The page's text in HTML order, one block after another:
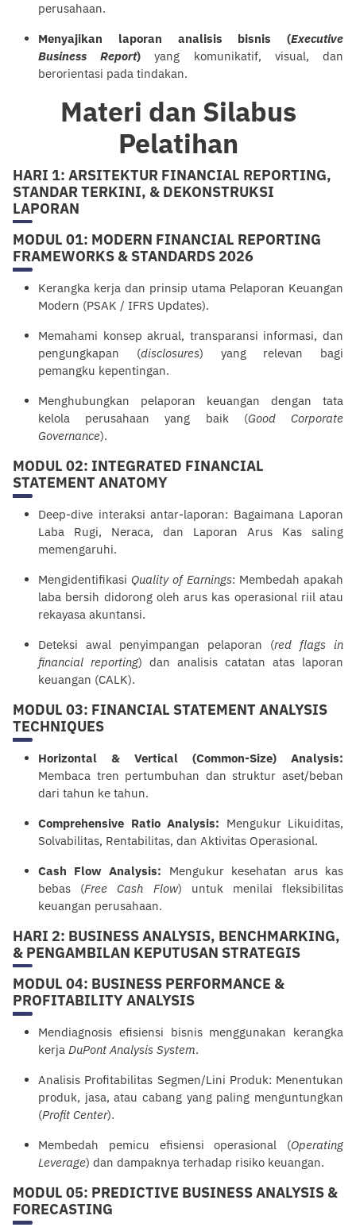
perusahaan.
Menyajikan laporan analisis bisnis (Executive
Business Report) yang komunikatif, visual, dan
berorientasi pada tindakan.
Materi dan Silabus
Pelatihan
HARI 1: ARSITEKTUR FINANCIAL REPORTING,
STANDAR TERKINI, & DEKONSTRUKSI
LAPORAN
MODUL 01: MODERN FINANCIAL REPORTING
FRAMEWORKS & STANDARDS 2026
Kerangka kerja dan prinsip utama Pelaporan Keuangan
Modern (PSAK / IFRS Updates).
Memahami konsep akrual, transparansi informasi, dan
pengungkapan (disclosures) yang relevan bagi
pemangku kepentingan.
Menghubungkan pelaporan keuangan dengan tata
kelola perusahaan yang baik (Good Corporate
Governance).
MODUL 02: INTEGRATED FINANCIAL
STATEMENT ANATOMY
Deep-dive interaksi antar-laporan: Bagaimana Laporan
Laba Rugi, Neraca, dan Laporan Arus Kas saling
memengaruhi.
Mengidentifikasi Quality of Earnings: Membedah apakah
laba bersih didorong oleh arus kas operasional riil atau
rekayasa akuntansi.
Deteksi awal penyimpangan pelaporan (red flags in
financial reporting) dan analisis catatan atas laporan
keuangan (CALK).
MODUL 03: FINANCIAL STATEMENT ANALYSIS
TECHNIQUES
Horizontal & Vertical (Common-Size) Analysis:
Membaca tren pertumbuhan dan struktur aset/beban
dari tahun ke tahun.
Comprehensive Ratio Analysis: Mengukur Likuiditas,
Solvabilitas, Rentabilitas, dan Aktivitas Operasional.
Cash Flow Analysis: Mengukur kesehatan arus kas
bebas (Free Cash Flow) untuk menilai fleksibilitas
keuangan perusahaan.
HARI 2: BUSINESS ANALYSIS, BENCHMARKING,
& PENGAMBILAN KEPUTUSAN STRATEGIS
MODUL 04: BUSINESS PERFORMANCE &
PROFITABILITY ANALYSIS
Mendiagnosis efisiensi bisnis menggunakan kerangka
kerja DuPont Analysis System.
Analisis Profitabilitas Segmen/Lini Produk: Menentukan
produk, jasa, atau cabang yang paling menguntungkan
(Profit Center).
Membedah pemicu efisiensi operasional (Operating
Leverage) dan dampaknya terhadap risiko keuangan.
MODUL 05: PREDICTIVE BUSINESS ANALYSIS &
FORECASTING